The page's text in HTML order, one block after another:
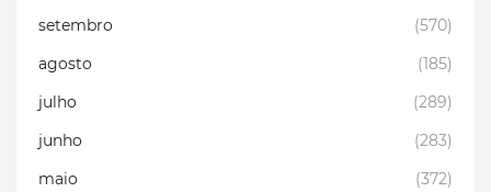
setembro
(570)
agosto
(185)
julho
(289)
junho
(283)
maio
(372)